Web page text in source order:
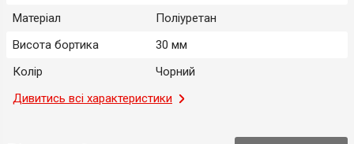
Матеріал
Поліуретан
Висота бортика
30 мм
Колір
Чорний
Місце застосування
Салон
Дивитись всі характеристики